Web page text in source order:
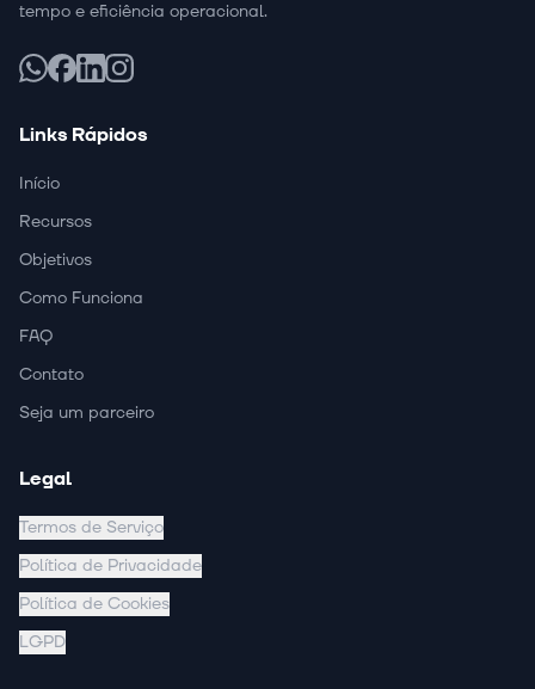
tempo e eficiência operacional.
Links Rápidos
Início
Recursos
Objetivos
Como Funciona
FAQ
Contato
Seja um parceiro
Legal
Termos de Serviço
Política de Privacidade
Política de Cookies
LGPD